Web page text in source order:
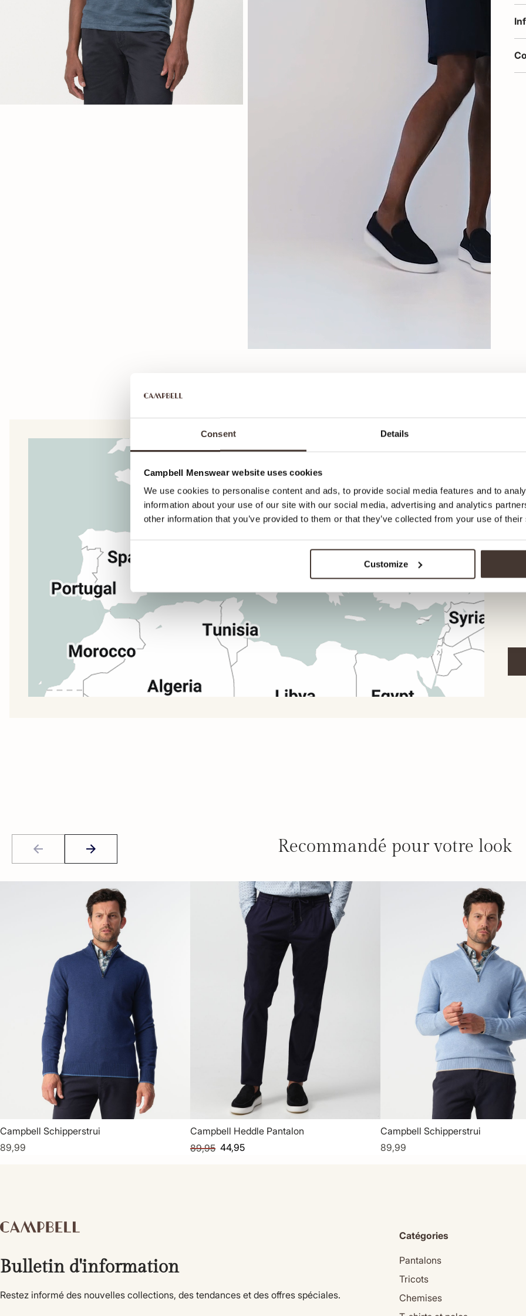
Consent Details
Campbell Menswear website uses cookies
We use cookies to personalise content and ads, to provide social media features and to
information about your use of our site with our social media, advertising and analytics
other information that you’ve provided to them or that they’ve collected from your use of
Customize
Ici,
la
Recommandé pour votre look
Campbell Schipperstrui
89,99
Campbell Heddle Pantalon
89,95 44,95
Campbell Schipperstrui
89,99
Bulletin d'information
Restez informé des nouvelles collections, des tendances et des offres spéciales.
Catégories
Pantalons
Tricots
Chemises